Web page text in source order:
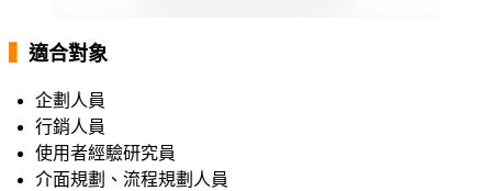
適合對象
企劃人員
行銷人員
使用者經驗研究員
介面規劃、流程規劃人員